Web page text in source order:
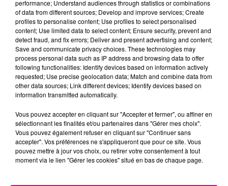
23 juillet 2026
Violent incendie au nord de Toulouse
performance; Understand audiences through statistics or combinations
of data from different sources; Develop and improve services; Create
profiles to personalise content; Use profiles to select personalised
content; Use limited data to select content; Ensure security, prevent and
detect fraud, and fix errors; Deliver and present advertising and content;
Save and communicate privacy choices. These technologies may
process personal data such as IP address and browsing data to offer
following functionalities: Identify devices based on information actively
requested; Use precise geolocation data; Match and combine data from
other data sources; Link different devices; Identify devices based on
information transmitted automatically.
Vous pouvez accepter en cliquant sur "Accepter et fermer", ou affiner en
sélectionnant les finalités et/ou partenaires dans "Gérer mes choix".
Vous pouvez également refuser en cliquant sur "Continuer sans
accepter". Vos préférences ne s'appliqueront que pour ce site. Vous
pouvez mettre à jour vos choix, ou retirer votre consentement à tout
moment via le lien "Gérer les cookies" situé en bas de chaque page.